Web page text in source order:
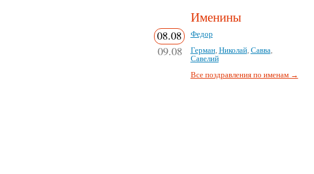
Именины
08.08 Федор
09.08 Герман, Николай, Савва,
Савелий
Все поздравления по именам →